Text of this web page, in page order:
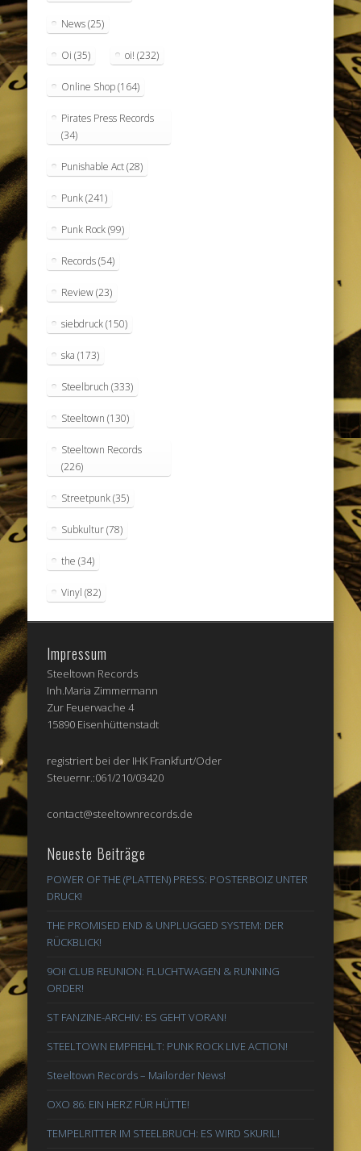
News(25)
Oi (35) oi! (232)
Online Shop(164)
Pirates Press Records
(34)
Punishable Act(28)
Punk(241)
Punk Rock(99)
Records(54)
Review(23)
siebdruck(150)
ska (173)
Steelbruch (333)
Steeltown (130)
Steeltown Records
(226)
Streetpunk(35)
Subkultur(78)
the (34)
Vinyl (82)
Impressum
Steeltown Records
Inh.Maria Zimmermann
Zur Feuerwache 4
15890 Eisenhüttenstadt
registriert bei der IHK Frankfurt/Oder
Steuernr.:061/210/03420
contact@steeltownrecords.de
Neueste Beiträge
POWER OF THE (PLATTEN) PRESS: POSTERBOIZ UNTER
DRUCK!
THE PROMISED END & UNPLUGGED SYSTEM: DER
RÜCKBLICK!
9Oi! CLUB REUNION: FLUCHTWAGEN & RUNNING
ORDER!
ST FANZINE-ARCHIV: ES GEHT VORAN!
STEELTOWN EMPFIEHLT: PUNK ROCK LIVE ACTION!
Steeltown Records – Mailorder News!
OXO 86: EIN HERZ FÜR HÜTTE!
TEMPELRITTER IM STEELBRUCH: ES WIRD SKURIL!